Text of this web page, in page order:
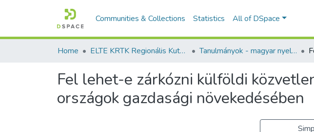
Communities & Collections Statistics All of DSpace
Home ELTE KRTK Regionális Kutatások Intézete Tanulmányok - magyar nyelvű (RKI)
Fel lehet-e zárkózni külföldi
országok gazdasági növekedésében